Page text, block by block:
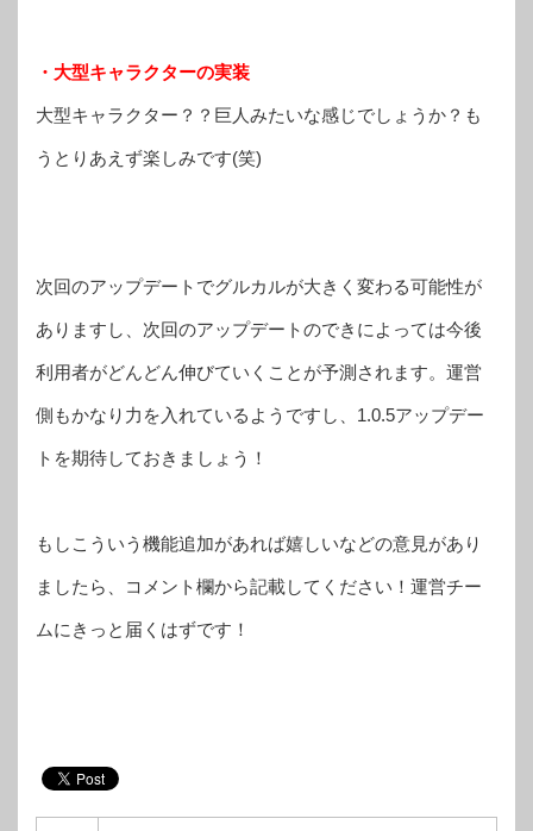
・大型キャラクターの実装
大型キャラクター？？巨人みたいな感じでしょうか？も
うとりあえず楽しみです(笑)
次回のアップデートでグルカルが大きく変わる可能性が
ありますし、次回のアップデートのできによっては今後
利用者がどんどん伸びていくことが予測されます。運営
側もかなり力を入れているようですし、1.0.5アップデー
トを期待しておきましょう！
もしこういう機能追加があれば嬉しいなどの意見があり
ましたら、コメント欄から記載してください！運営チー
ムにきっと届くはずです！